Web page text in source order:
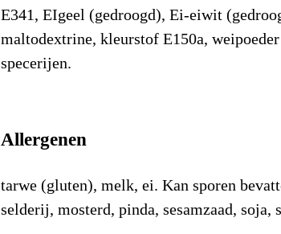
E341, EIgeel (gedroogd), Ei-eiwit
maltodextrine, kleurstof E150a,
specerijen.
Allergenen
tarwe (gluten), melk, ei. Kan sporen
selderij, mosterd, pinda, sesamzaad, soja,